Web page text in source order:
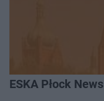
ESKA Płock